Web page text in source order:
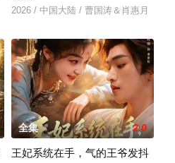
2026 / 中国大陆 / 曹国涛＆肖惠月
全集 2.0
王妃系统在手，气的王爷发抖